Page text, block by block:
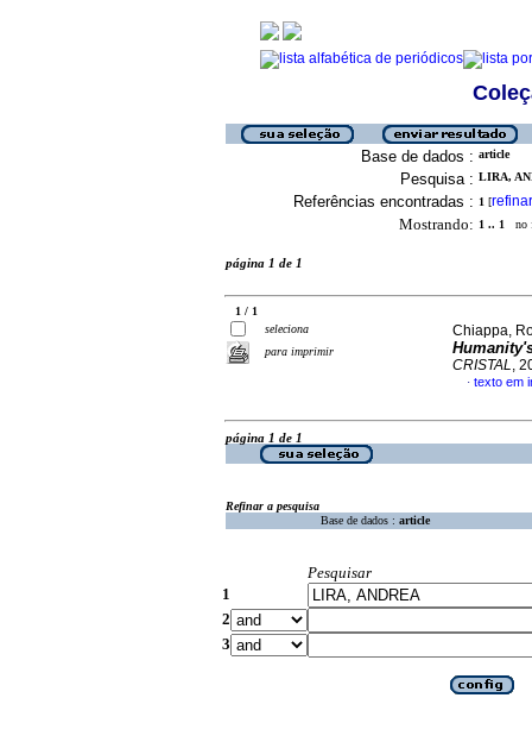
Base de dados : article
Pesquisa : LIRA,
Referências encontradas : 1 [refinar
Mostrando: 1 .. 1 no
página 1 de 1
1 / 1
seleciona
para imprimir
Chiappa,
CRISTAL,
· texto em
página 1 de 1
Refinar a pesquisa
Base de dados : article
Pesquisar
1
2
3